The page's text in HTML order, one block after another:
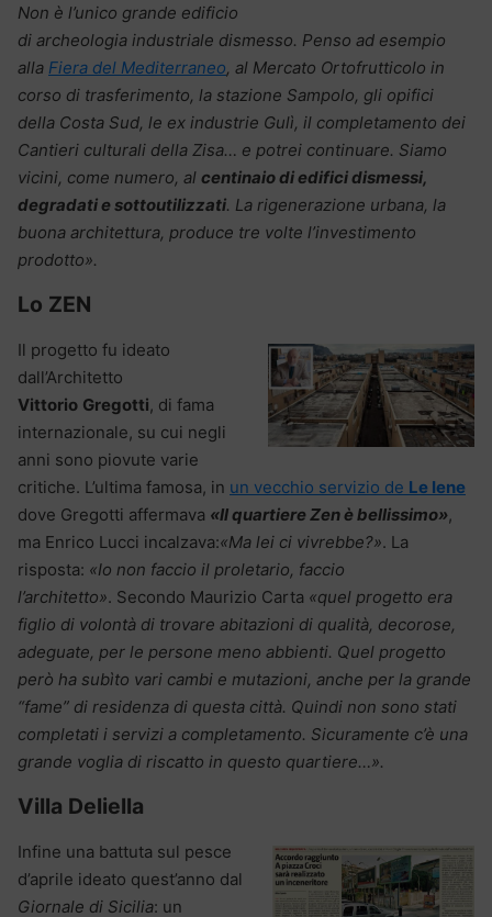
Non è l’unico grande edificio
di archeologia industriale dismesso. Penso ad esempio
alla Fiera del Mediterraneo, al Mercato Ortofrutticolo in
corso di trasferimento, la stazione Sampolo, gli opifici
della Costa Sud, le ex industrie Gulì, il completamento dei
Cantieri culturali della Zisa… e potrei continuare. Siamo
vicini, come numero, al centinaio di edifici dismessi,
degradati e sottoutilizzati. La rigenerazione urbana, la
buona architettura, produce tre volte l’investimento
prodotto».
Lo ZEN
Il progetto fu ideato
dall’Architetto
Vittorio Gregotti, di fama
internazionale, su cui negli
anni sono piovute varie
critiche. L’ultima famosa, in un vecchio servizio de Le Iene
dove Gregotti affermava «Il quartiere Zen è bellissimo»,
ma Enrico Lucci incalzava:«Ma lei ci vivrebbe?». La
risposta: «Io non faccio il proletario, faccio
l’architetto». Secondo Maurizio Carta «quel progetto era
figlio di volontà di trovare abitazioni di qualità, decorose,
adeguate, per le persone meno abbienti. Quel progetto
però ha subìto vari cambi e mutazioni, anche per la grande
“fame” di residenza di questa città. Quindi non sono stati
completati i servizi a completamento. Sicuramente c’è una
grande voglia di riscatto in questo quartiere…».
Villa Deliella
Infine una battuta sul pesce
d’aprile ideato quest’anno dal
Giornale di Sicilia: un